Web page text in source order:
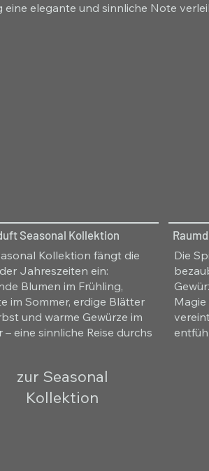
elegante und sinnliche Note
Seasonal Kollektion
Kollektion fängt die
Jahreszeiten ein:
Blumen im Frühling,
im Sommer, erdige Blätter
und warme Gewürze im
– eine sinnliche Reise durchs
zur Seasonal
Kollektion
Die
Magie